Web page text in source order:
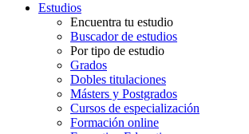
Estudios
Encuentra tu estudio
Buscador de estudios
Por tipo de estudio
Grados
Dobles titulaciones
Másters y Postgrados
Cursos de especialización
Formación online